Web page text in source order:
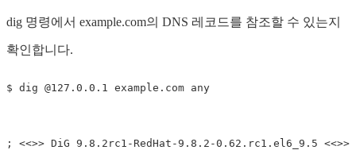
dig 명령에서 example.com의 DNS 레코드를 참조할 수 있는지
확인합니다.
$ dig @127.0.0.1 example.com any
; <<>> DiG 9.8.2rc1-RedHat-9.8.2-0.62.rc1.el6_9.5 <<>>